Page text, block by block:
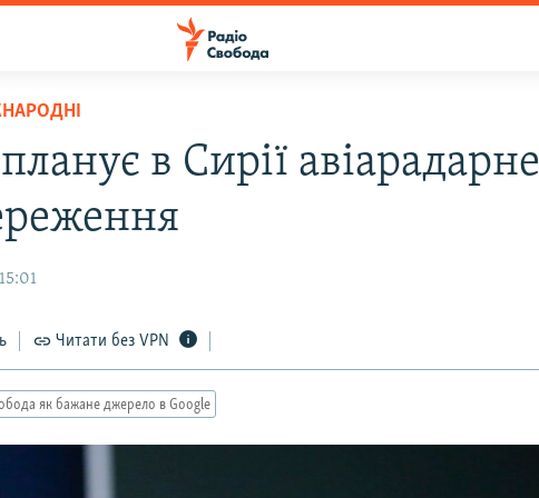
в Сирії авіарадарне
Читати без VPN
як бажане джерело в Google